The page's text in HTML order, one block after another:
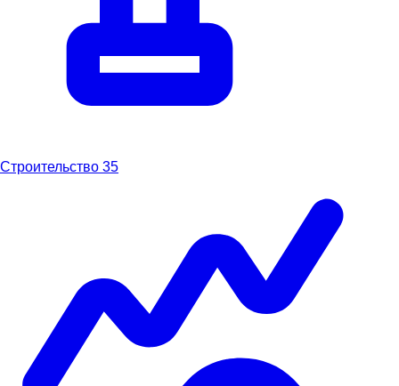
Строительство 35